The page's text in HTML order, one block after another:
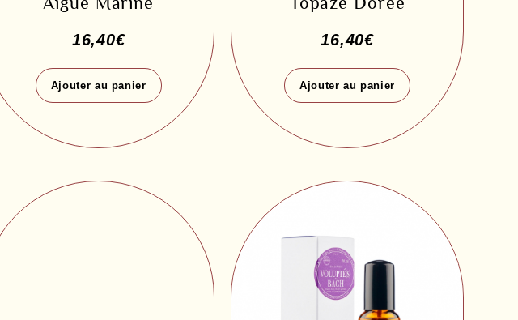
16,40€
Ajouter au panier
16,40€
Ajouter au panier